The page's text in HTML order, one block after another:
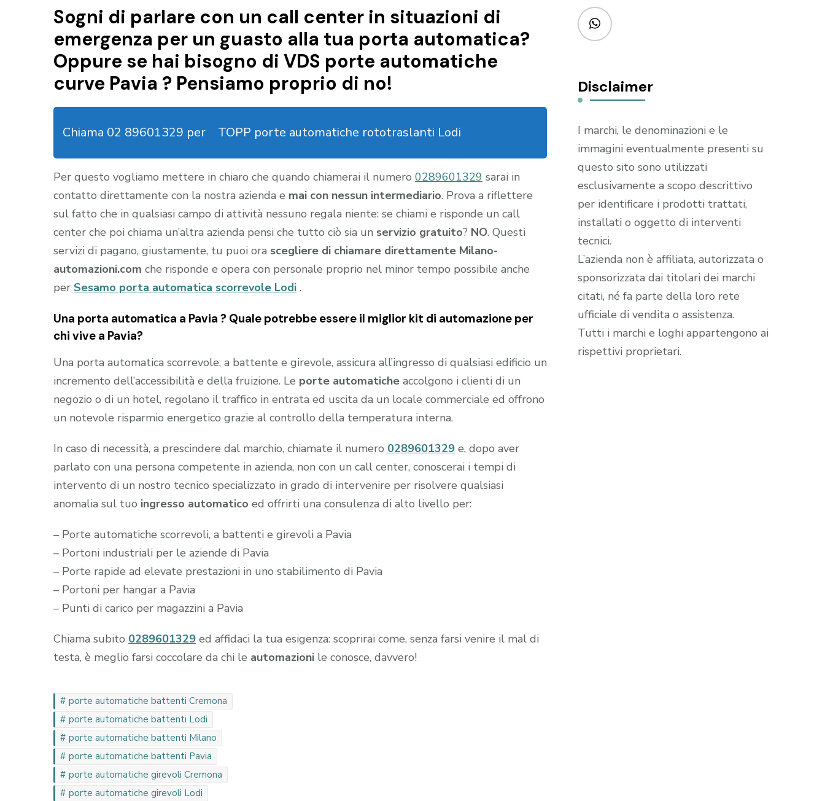
Sogni di parlare con un call center in situazioni di
emergenza per un guasto alla tua porta automatica?
Oppure se hai bisogno di VDS porte automatiche
curve Pavia ? Pensiamo proprio di no!
Chiama 02 89601329 per TOPP porte automatiche rototraslanti Lodi
Per questo vogliamo mettere in chiaro che quando chiamerai il numero 0289601329 sarai in
contatto direttamente con la nostra azienda e mai con nessun intermediario. Prova a riflettere
sul fatto che in qualsiasi campo di attività nessuno regala niente: se chiami e risponde un call
center che poi chiama un’altra azienda pensi che tutto ciò sia un servizio gratuito? NO. Questi
servizi di pagano, giustamente, tu puoi ora scegliere di chiamare direttamente Milano-
automazioni.com che risponde e opera con personale proprio nel minor tempo possibile anche
per Sesamo porta automatica scorrevole Lodi .
Una porta automatica a Pavia ? Quale potrebbe essere il miglior kit di automazione per
chi vive a Pavia?
Una porta automatica scorrevole, a battente e girevole, assicura all’ingresso di qualsiasi edificio un
incremento dell’accessibilità e della fruizione. Le porte automatiche accolgono i clienti di un
negozio o di un hotel, regolano il traffico in entrata ed uscita da un locale commerciale ed offrono
un notevole risparmio energetico grazie al controllo della temperatura interna.
In caso di necessità, a prescindere dal marchio, chiamate il numero 0289601329 e, dopo aver
parlato con una persona competente in azienda, non con un call center, conoscerai i tempi di
intervento di un nostro tecnico specializzato in grado di intervenire per risolvere qualsiasi
anomalia sul tuo ingresso automatico ed offrirti una consulenza di alto livello per:
– Porte automatiche scorrevoli, a battenti e girevoli a Pavia
– Portoni industriali per le aziende di Pavia
– Porte rapide ad elevate prestazioni in uno stabilimento di Pavia
– Portoni per hangar a Pavia
– Punti di carico per magazzini a Pavia
Chiama subito 0289601329 ed affidaci la tua esigenza: scoprirai come, senza farsi venire il mal di
testa, è meglio farsi coccolare da chi le automazioni le conosce, davvero!
porte automatiche battenti Cremona
porte automatiche battenti Lodi
porte automatiche battenti Milano
porte automatiche battenti Pavia
porte automatiche girevoli Cremona
porte automatiche girevoli Lodi
Disclaimer
I marchi, le denominazioni e le
immagini eventualmente presenti su
questo sito sono utilizzati
esclusivamente a scopo descrittivo
per identificare i prodotti trattati,
installati o oggetto di interventi
tecnici.
L’azienda non è affiliata, autorizzata o
sponsorizzata dai titolari dei marchi
citati, né fa parte della loro rete
ufficiale di vendita o assistenza.
Tutti i marchi e loghi appartengono ai
rispettivi proprietari.